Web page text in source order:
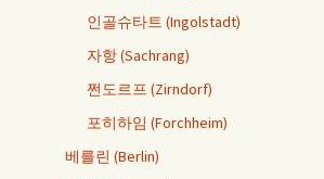
인골슈타트 (Ingolstadt)
자항 (Sachrang)
쩐도르프 (Zirndorf)
포히하임 (Forchheim)
베를린 (Berlin)